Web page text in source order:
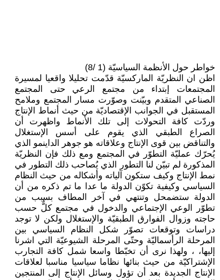
خواطر حول الأنظمة السياسيّة (1 /8)
اظن ان النظريّة الماركسيّة قدّمت تحليلا واقعيا لمسيرة
المجتمعات إبتداء من مجتمع الرعي حتى المجتمع
الصناعي المتقدم وبيّنت وصوّرت مسار المجتمع وملامح
المستقبل في الجوانب الإقتصاديّة من حيث أنماط الإنتاج
وردّت كافة التحولات إلى تلك الأنماط واظهرت أن
الصراع الطبقي الذي يقوم على أسس الإستغلال
والتناقض بين قوى الإنتاج وعلاقاته هو جوهر الداينمو الذي
يُحرّك عمليّة التطوّر في المجتمع ومع ذلك فإن النظريّة
المذكورة لم تبيّن لنا التطور الذي يُصاحب ذلك التطور في
نمط الإنتاج وكيف ستكون آلياته وأشكاله من حيث النظام
السياسي وكيفية تكوّن الدولة ما عدا ما تم ذكره من أن
الدولة ستضمحل وتنتهي في آخر المطاف بسبب من
تطوّر الوعي الإجتماعي والدخول في مجتمع كلٌّ حسب
حاجته وزوال الفوارق الطبقيّة والإستغلال ولكن لا توجد
دراسات وتوقعات تصوّر شكل النظام السياسي بين
المرحلة الرأسماليّة وحتّى المرحلة الشيوعيّة التي اشرنا
إليها، ، ولهذا نرى أن تخبّطا واسعا شمل كافة التجارب
الإشتراكيّة من حيث بنائها نظاما سياسيا مناسبا لعلاقات
الإنتاج الجديدة بعد أن تؤول وسائل الإنتاج إلى المنتجين